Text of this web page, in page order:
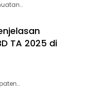
TA 2025 di